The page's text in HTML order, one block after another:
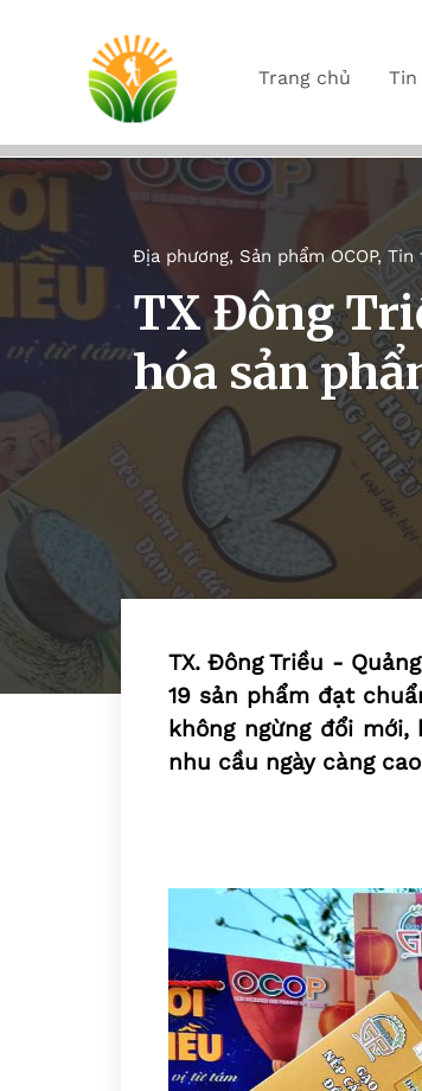
Trang chủ Tin
Địa phương, Sản phẩm OCOP, Tin
TX Đông
hóa sản
TX. Đông Triều -
19 sản phẩm đạt
không ngừng đổi
nhu cầu ngày càng